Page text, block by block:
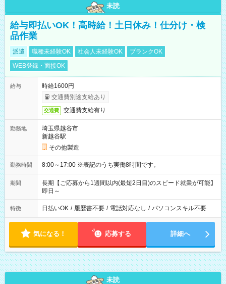
未読
給与即払いOK！高時給！土日休み！仕分け・検
品作業
派遣 職種未経験OK 社会人未経験OK
ブランクOK
WEB登録・面接OK
給与
時給1600円
交通費別途支給あり
交通費 交通費支給有り
勤務地
埼玉県越谷市
新越谷駅
その他製造
勤務時間 8:00～17:00 ※表記のうち実働8時間です。
期間
長期【ご応募から1週間以内(最短2日目)のスピード就業が可能】
即日～
特徴 日払いOK / 履歴書不要 / 電話対応なし / パソコンスキル不要
気になる！ 応募する 詳細へ
未読